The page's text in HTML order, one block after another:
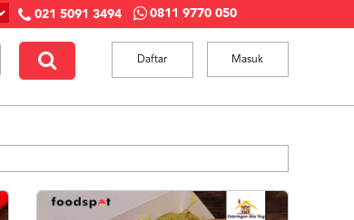
021 5091 3494 0811 9770 050
Masuk
Daftar